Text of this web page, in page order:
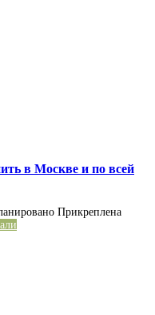
в Москве и по всей
Прикреплена